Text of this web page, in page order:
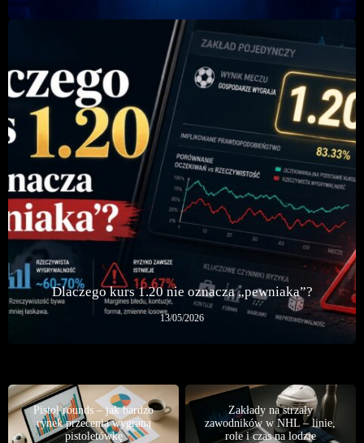
Dlaczego kurs 1.20 nie oznacza „pewniaka”?
13/05/2026
Pistol rounds – jak bardzo
rynek przecenia wygraną
pistoletówkę
Zakłady na strzały
zawodników w NHL – linie,
role i czas na lodzie